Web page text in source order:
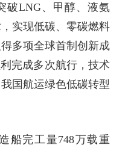
破LNG、甲醇、液氨
实现低碳、零碳燃料
多项全球首制创新成
完成多次航行，技术
国航运绿色低碳转型
完工量748万载重